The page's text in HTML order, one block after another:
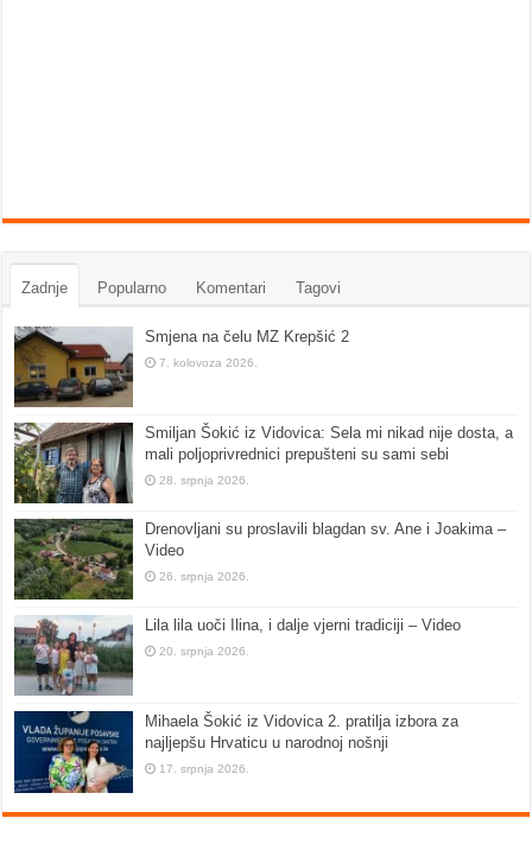
Zadnje Popularno Komentari Tagovi
Smjena na čelu MZ Krepšić 2
7. kolovoza 2026.
Smiljan Šokić iz Vidovica: Sela mi nikad nije dosta, a
mali poljoprivrednici prepušteni su sami sebi
28. srpnja 2026.
Drenovljani su proslavili blagdan sv. Ane i Joakima –
Video
26. srpnja 2026.
Lila lila uoči Ilina, i dalje vjerni tradiciji – Video
20. srpnja 2026.
Mihaela Šokić iz Vidovica 2. pratilja izbora za
najljepšu Hrvaticu u narodnoj nošnji
17. srpnja 2026.